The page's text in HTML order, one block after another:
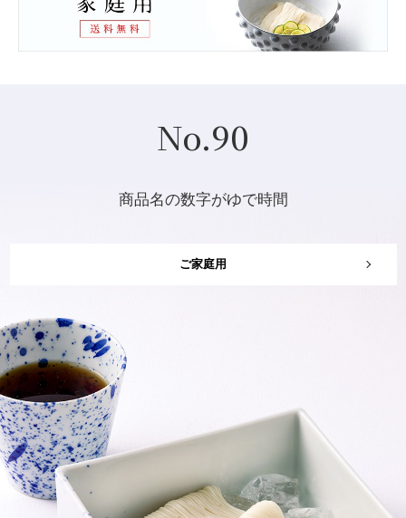
No.90
商品名の数字がゆで時間
ご家庭用
にゅうめん
にゅうめん
白龍にゅうめん
極細麺「白龍」を上品な味わいの
糸依プレミアム
三輪の手延べ